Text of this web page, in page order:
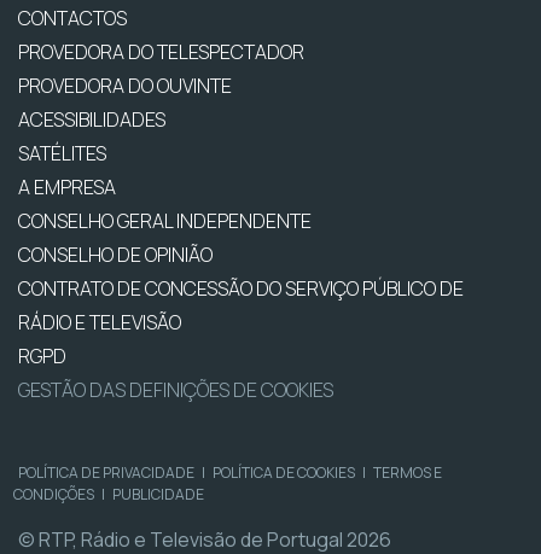
CONTACTOS
PROVEDORA DO TELESPECTADOR
PROVEDORA DO OUVINTE
ACESSIBILIDADES
SATÉLITES
A EMPRESA
CONSELHO GERAL INDEPENDENTE
CONSELHO DE OPINIÃO
CONTRATO DE CONCESSÃO DO SERVIÇO PÚBLICO DE
RÁDIO E TELEVISÃO
RGPD
GESTÃO DAS DEFINIÇÕES DE COOKIES
POLÍTICA DE PRIVACIDADE | POLÍTICA DE COOKIES | TERMOS E
CONDIÇÕES | PUBLICIDADE
© RTP, Rádio e Televisão de Portugal 2026